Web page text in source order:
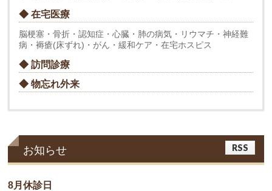
◆ 在宅医療
脳梗塞・骨折・認知症・心臓・肺の病気・リウマチ・神経難
病・褥瘡(床ずれ)・がん・緩和ケア・在宅ホスピス
◆ 訪問診療
◆ 物忘れ外来
お知らせ RSS
8月休診日